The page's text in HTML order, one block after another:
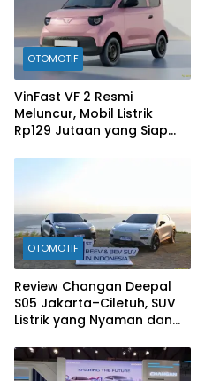
OTOMOTIF
VinFast VF 2 Resmi
Meluncur, Mobil Listrik
Rp129 Jutaan yang Siap
Motor
OTOMOTIF
Review Changan Deepal
S05 Jakarta–Ciletuh, SUV
Listrik yang Nyaman dan